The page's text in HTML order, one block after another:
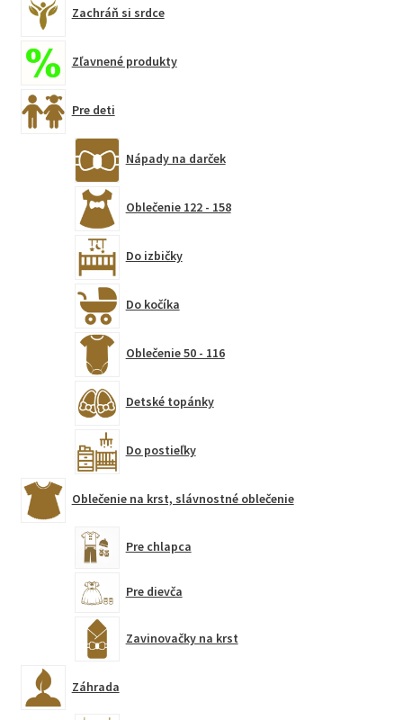
Zachráň si srdce
Zľavnené produkty
Pre deti
Nápady na darček
Oblečenie 122 - 158
Do izbičky
Do kočíka
Oblečenie 50 - 116
Detské topánky
Do postieľky
Oblečenie na krst, slávnostné oblečenie
Pre chlapca
Pre dievča
Zavinovačky na krst
Záhrada